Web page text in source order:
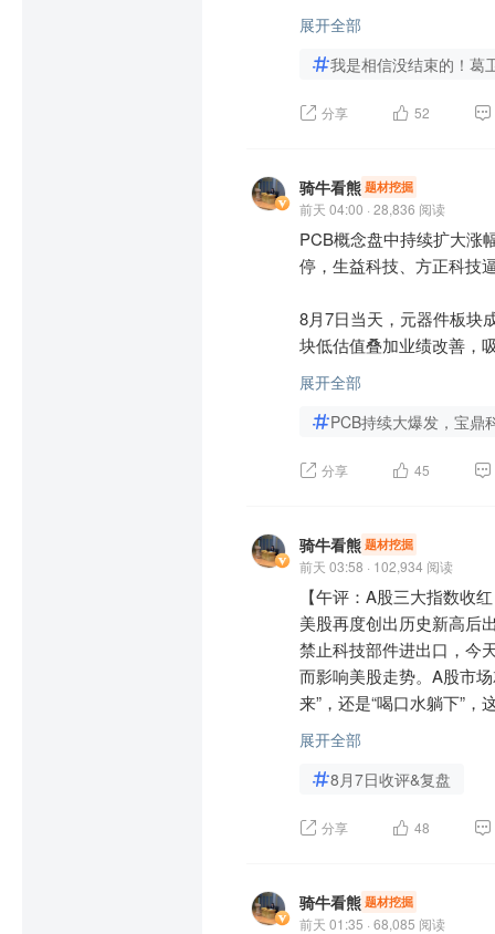
收和利润均实现大幅增长
利能力的信心，推动资金
近期国内元器件领域多项
国产替代进程提速提供
132)$
$上证
华安(SH510180)$
南方(SH530580)$
$上
达(SH530180)$
$上证
$上证180ETF鹏华
F南方(SH510290)$
兆易创新作为国内存储芯
充分受益于 AI 产业的持
存储芯片属于强周期行业
素来擅长把握行业周期
转的精准判断，看好兆易
三、国产替代加速，龙头
在中美科技博弈的背景下
创新作为 A 股稀缺的平
数据中心与智能汽车等
对兆易创新作为国产龙头
四、逆向布局风格，契合
从操作时机来看，此次
现短期波动、部分资金离
五、长期坚守验证，持仓
葛卫东自2018年建仓兆易
续加仓，展现出对公司
为，而是基于对公司基本
$兆易创新(SH603986)$
$兆易创新(HK03986)$
展开全部
我是相信没结束的！葛
分享 52
骑牛看熊 题材挖掘
前天 04:00 · 28,836 阅读
PCB概念盘中持续扩大涨
停，生益科技、方正科技
8月7日当天，元器件板块
块低估值叠加业绩改善，
速涌入，进一步放大了板
向，带动板块整体走强。
触底回暖，进入上行通道
撑，叠加行业整体供需
近期元器件板块多家企
美上海上半年净利润同比
收和利润均实现大幅增长
利能力的信心，推动资金
近期国内元器件领域多项
等，进一步提升了市场对
国产替代进程提速提供
$方邦股份(SH688020)$
展开全部
PCB持续大爆发，宝鼎
分享 45
骑牛看熊 题材挖掘
前天 03:58 · 102,934 阅读
【午评：A股三大指数收
美股再度创出历史新高后
禁止科技部件进出口，今
而影响美股走势。A股市
来”，还是“喝口水躺下”
可以关注是否有利好突袭
骑牛看熊发现元器件板
主可控”的核心催化剂。
情。同时，国内政策端
展开全部
8月7日收评&复盘
分享 48
骑牛看熊 题材挖掘
前天 01:35 · 68,085 阅读